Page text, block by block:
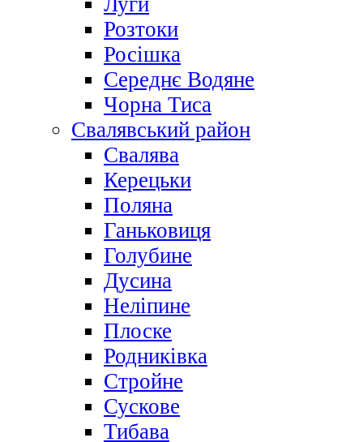
Розтоки
Росішка
Середнє Водяне
Чорна Тиса
Свалявський район
Свалява
Керецьки
Поляна
Ганьковиця
Голубине
Дусина
Неліпине
Плоске
Родниківка
Стройне
Сускове
Тибава